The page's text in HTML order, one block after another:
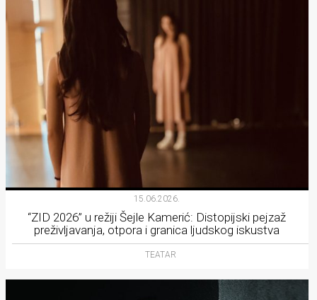
15.06.2026.
“ZID 2026” u režiji Šejle Kamerić: Distopijski pejzaž
preživljavanja, otpora i granica ljudskog iskustva
TEATAR